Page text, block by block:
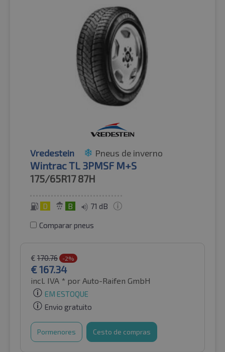
Vredestein Pneus de inverno
Wintrac TL 3PMSF M+S
175/65R17 87H
D B 71 dB
Comparar pneus
€ 170.76 -2%
€167.34
incl. IVA * por Auto-Raifen GmbH
EM ESTOQUE
Envio gratuito
Pormenores Cesto de compras